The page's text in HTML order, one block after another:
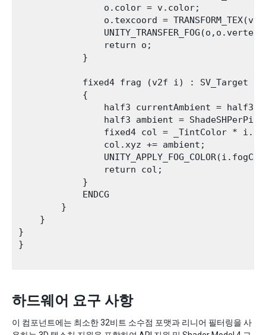
                o.color = v.color;
o.texcoord =
                return o;
            }
            fixed4 frag (v2f i) : SV_Target
            {
half3 currentAmbient =
half3 ambient =
fixed4 col = _TintColor *
                col.xyz += ambient;
                return col;
            }
            ENDCG
        }
    }
}
}
하드웨어 요구 사항
이 컴포넌트에는 최소한 32비트 소수점 포맷과 리니어 필터링을 사